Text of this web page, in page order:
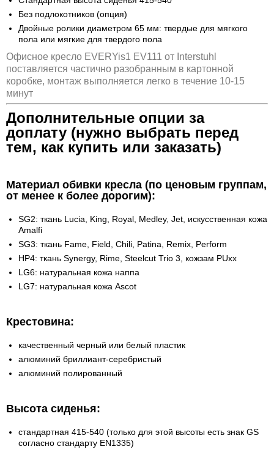
Без подлокотников (опция)
Двойные ролики диаметром 65 мм: твердые для мягкого
пола или мягкие для твердого пола
Офисное кресло EVERYis1 EV111 от Interstuhl
поставляется частично разобранным в картонной
коробке, монтаж выполняется легко в течение 10-15
минут
Дополнительные опции за
доплату (нужно выбрать перед
тем, как купить или заказать)
Материал обивки кресла (по ценовым группам,
от менее к более дорогим):
SG2: ткань Lucia, King, Royal, Medley, Jet, искусственная кожа
Amalfi
SG3: ткань Fame, Field, Chili, Patina, Remix, Perform
HP4: ткань Synergy, Rime, Steelcut Trio 3, кожзам PUxx
LG6: натуральная кожа наппа
LG7: натуральная кожа Ascot
Крестовина:
качественный черный или белый пластик
алюминий бриллиант-серебристый
алюминий полированный
Высота сиденья:
стандартная 415-540 (только для этой высоты есть знак GS
согласно стандарту EN1335)